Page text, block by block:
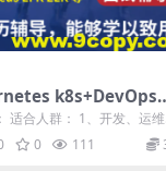
k8s+DevOps
：基于世界1000强实
适合人群： 1、开发、运维
、架构师、售前、售...
0 111